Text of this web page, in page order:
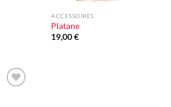
ACCESSOIRES
Platane
19,00€